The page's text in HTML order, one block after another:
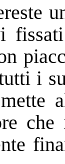
i